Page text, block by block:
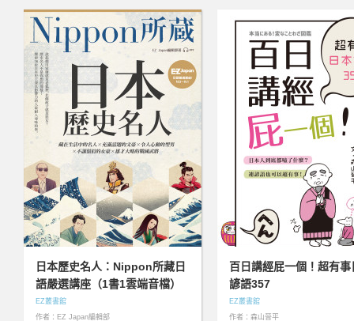
日本歷史名人：Nippon所藏日
語嚴選講座（1書1雲端音檔）
EZ叢書館
作者：EZ Japan編輯部
百日講經屁一個！超有事
諺語357
EZ叢書館
作者：森山晉平